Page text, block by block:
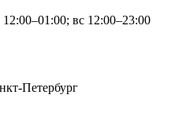
вс 12:00–23:00
Петербург